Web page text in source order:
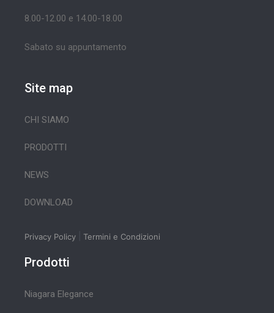
8.00-12.00 e 14.00-18.00
Sabato su appuntamento
Site map
CHI SIAMO
PRODOTTI
NEWS
DOWNLOAD
Privacy Policy Termini e Condizioni
Prodotti
Niagara Elegance